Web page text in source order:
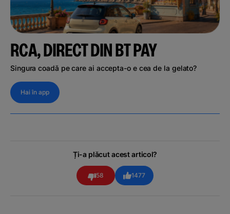
RCA, DIRECT DIN BT PAY
Singura coadă pe care ai accepta-o e cea de la gelato?
Hai în app
Ți-a plăcut acest articol?
58 1477